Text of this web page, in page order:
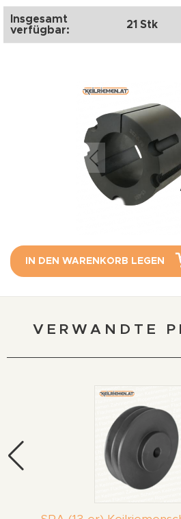
Insgesamt
verfügbar:
21 Stk
IN DEN WARENKORB LEGEN
VERWANDTE